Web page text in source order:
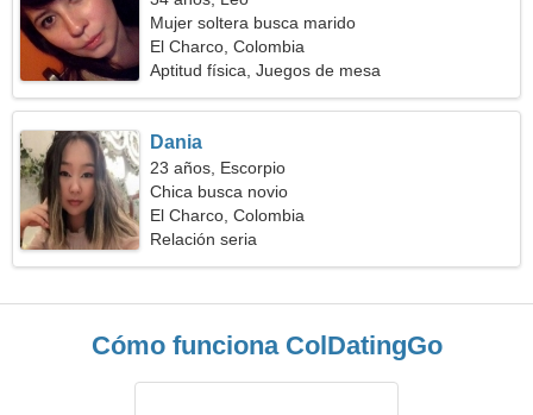
Mujer soltera busca marido
El Charco, Colombia
Aptitud física, Juegos de mesa
Dania
23 años, Escorpio
Chica busca novio
El Charco, Colombia
Relación seria
Cómo funciona ColDatingGo